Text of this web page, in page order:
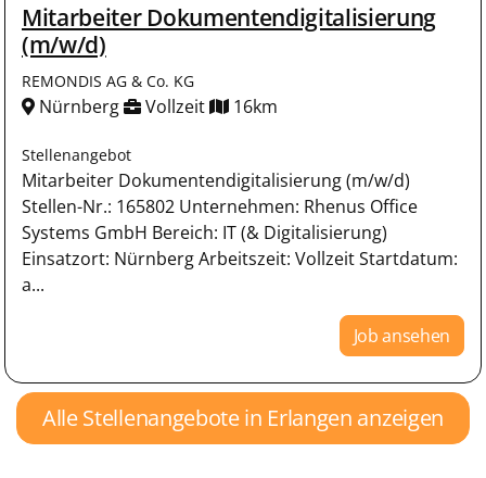
Mitarbeiter Dokumentendigitalisierung
(m/w/d)
REMONDIS AG & Co. KG
Nürnberg Vollzeit 16km
Stellenangebot
Mitarbeiter Dokumentendigitalisierung (m/w/d)
Stellen-Nr.: 165802 Unternehmen: Rhenus Office
Systems GmbH Bereich: IT (& Digitalisierung)
Einsatzort: Nürnberg Arbeitszeit: Vollzeit Startdatum:
a...
Job ansehen
Alle Stellenangebote in Erlangen anzeigen